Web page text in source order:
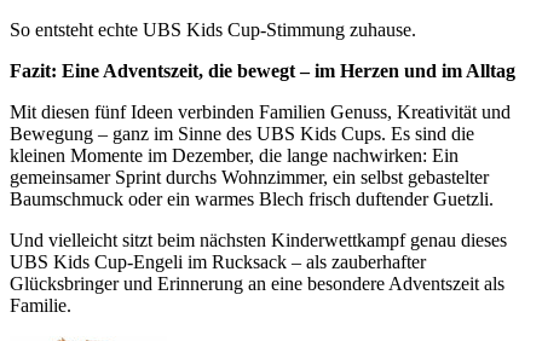
So entsteht echte UBS Kids Cup-Stimmung zuhause.
Fazit: Eine Adventszeit, die bewegt – im Herzen und im Alltag
Mit diesen fünf Ideen verbinden Familien Genuss, Kreativität und
Bewegung – ganz im Sinne des UBS Kids Cups. Es sind die
kleinen Momente im Dezember, die lange nachwirken: Ein
gemeinsamer Sprint durchs Wohnzimmer, ein selbst gebastelter
Baumschmuck oder ein warmes Blech frisch duftender Guetzli.
Und vielleicht sitzt beim nächsten Kinderwettkampf genau dieses
UBS Kids Cup-Engeli im Rucksack – als zauberhafter
Glücksbringer und Erinnerung an eine besondere Adventszeit als
Familie.